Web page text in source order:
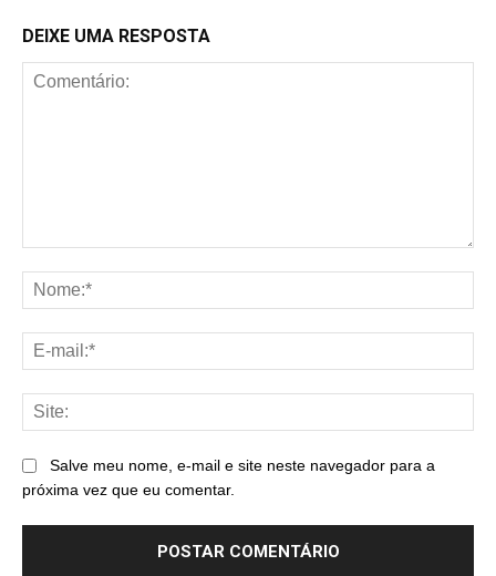
DEIXE UMA RESPOSTA
Salve meu nome, e-mail e site neste navegador para a
próxima vez que eu comentar.